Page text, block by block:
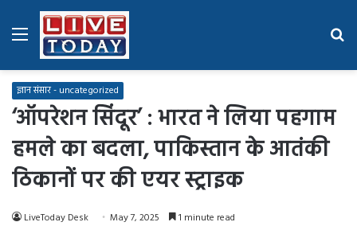
Menu
ज्ञान संसार - uncategorized
‘ऑपरेशन सिंदूर’ : भारत ने लिया पहगाम
हमले का बदला, पाकिस्तान के आतंकी
ठिकानों पर की एयर स्ट्राइक
LiveToday Desk May 7, 2025 1 minute read